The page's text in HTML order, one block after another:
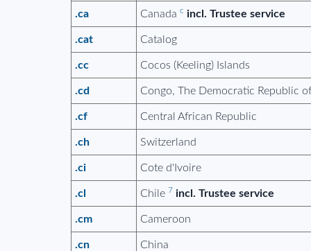
.ca Canada c incl. Trustee service
.cat Catalog
.cc Cocos (Keeling) Islands
.cd Congo, The Democratic Republic
.cf Central African Republic
.ch Switzerland
.ci Cote d'Ivoire
.cl Chile 7 incl. Trustee service
.cm Cameroon
.cn China